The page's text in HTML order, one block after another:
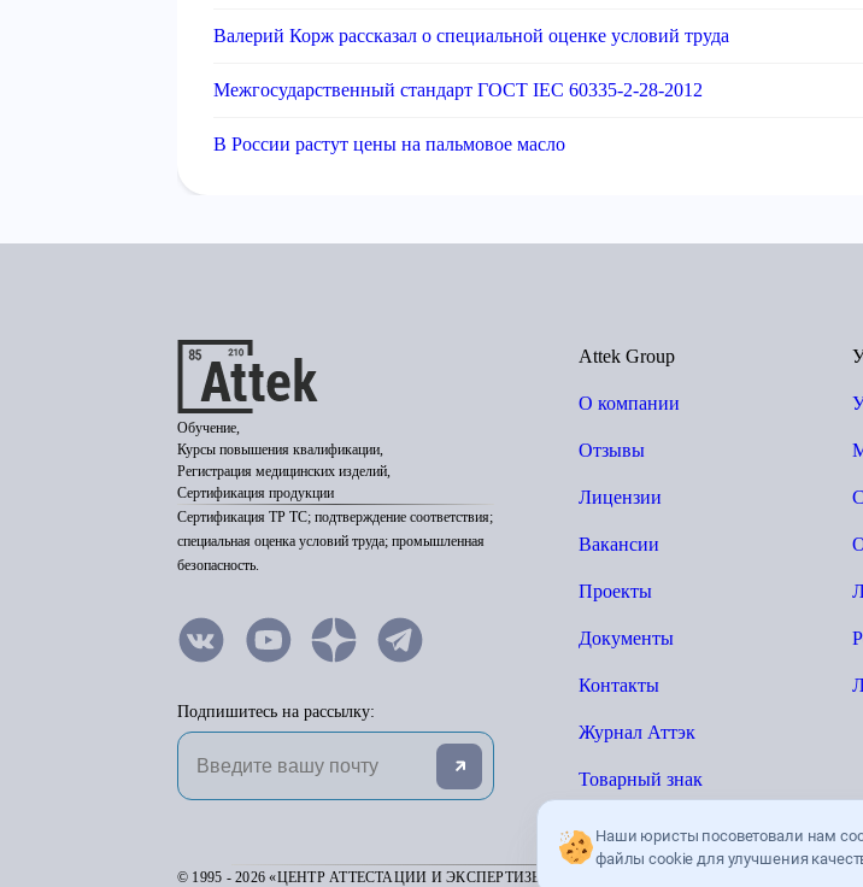
Наши юристы посоветовали нам
файлы cookie для улучшения
Валерий Корж рассказал о специальной оценке условий труда
Межгосударственный стандарт ГОСТ IEC 60335-2-28-2012
В России растут цены на пальмовое масло
Обучение,
Курсы повышения квалификации,
Регистрация медицинских изделий,
Сертификация продукции
Сертификация ТР ТС; подтверждение соответствия;
специальная оценка условий труда; промышленная
безопасность.
Подпишитесь на рассылку:
Attek Group
О компании
Отзывы
Лицензии
Вакансии
Проекты
Документы
Контакты
Журнал Аттэк
Товарный знак
© 1995 - 2026 «ЦЕНТР АТТЕСТАЦИИ И ЭКСПЕРТИЗЫ»